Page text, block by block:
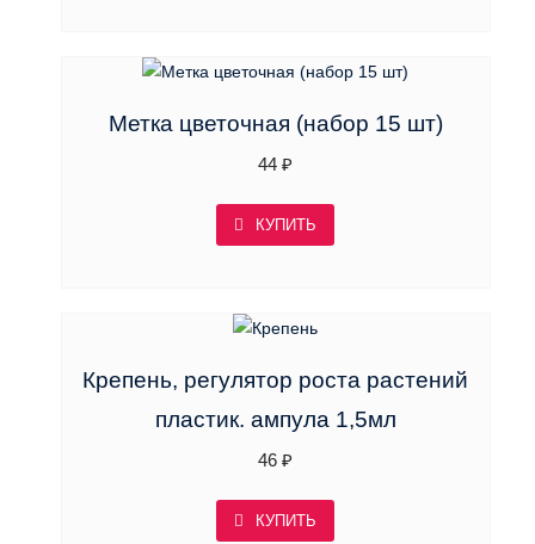
Метка цветочная (набор 15 шт)
44₽
КУПИТЬ
Крепень, регулятор роста растений
пластик. ампула 1,5мл
46₽
КУПИТЬ